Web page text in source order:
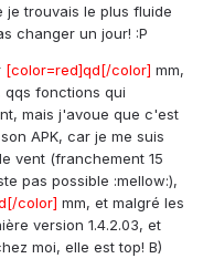
je trouvais le plus fluide
changer un jour! :P
[color=red]qd[/color] mm,
fonctions qui
mais j'avoue que c'est
APK, car je me suis
vent (franchement 15
pas possible :mellow:),
color] mm, et malgré les
version 1.4.2.03, et
moi, elle est top! B)